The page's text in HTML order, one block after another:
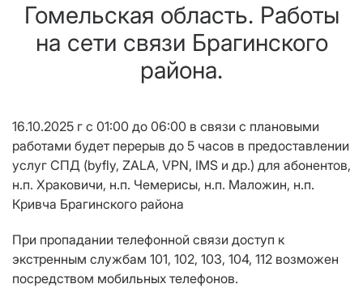
Гомельская область. Работы
на сети связи Брагинского
района.
16.10.2025 г с 01:00 до 06:00 в связи с плановыми
работами будет перерыв до 5 часов в предоставлении
услуг СПД (byfly, ZALA, VPN, IMS и др.) для абонентов,
н.п. Храковичи, н.п. Чемерисы, н.п. Маложин, н.п.
Кривча Брагинского района
При пропадании телефонной связи доступ к
экстренным службам 101, 102, 103, 104, 112 возможен
посредством мобильных телефонов.